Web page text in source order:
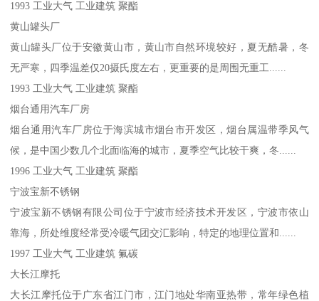
1993 工业大气 工业建筑 聚酯
黄山罐头厂
黄山罐头厂位于安徽黄山市，黄山市自然环境较好，夏无酷暑，冬
无严寒，四季温差仅20摄氏度左右，更重要的是周围无重工......
1993 工业大气 工业建筑 聚酯
烟台通用汽车厂房
烟台通用汽车厂房位于海滨城市烟台市开发区，烟台属温带季风气
候，是中国少数几个北面临海的城市，夏季空气比较干爽，冬......
1996 工业大气 工业建筑 聚酯
宁波宝新不锈钢
宁波宝新不锈钢有限公司位于宁波市经济技术开发区，宁波市依山
靠海，所处维度经常受冷暖气团交汇影响，特定的地理位置和......
1997 工业大气 工业建筑 氟碳
大长江摩托
大长江摩托位于广东省江门市，江门地处华南亚热带，常年绿色植